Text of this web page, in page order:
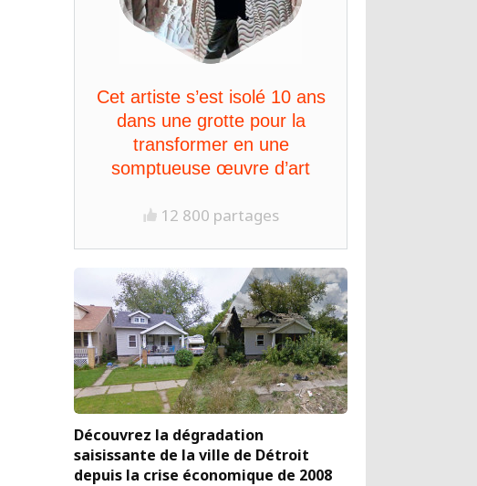
Cet artiste s’est isolé 10 ans
dans une grotte pour la
transformer en une
somptueuse œuvre d’art
12 800 partages
Découvrez la dégradation
saisissante de la ville de Détroit
depuis la crise économique de 2008